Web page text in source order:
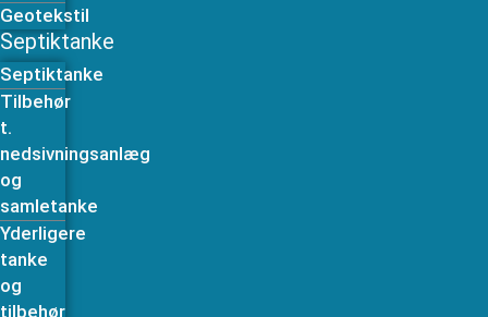
Geotekstil
Septiktanke
Septiktanke
Tilbehør
t.
nedsivningsanlæg
og
samletanke
Yderligere
tanke
og
tilbehør